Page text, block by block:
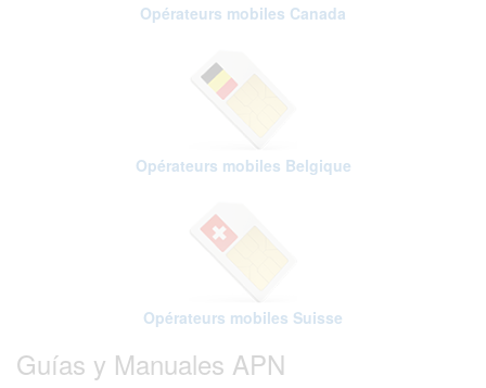
Opérateurs mobiles Canada
Opérateurs mobiles Belgique
Opérateurs mobiles Suisse
Guías y Manuales APN